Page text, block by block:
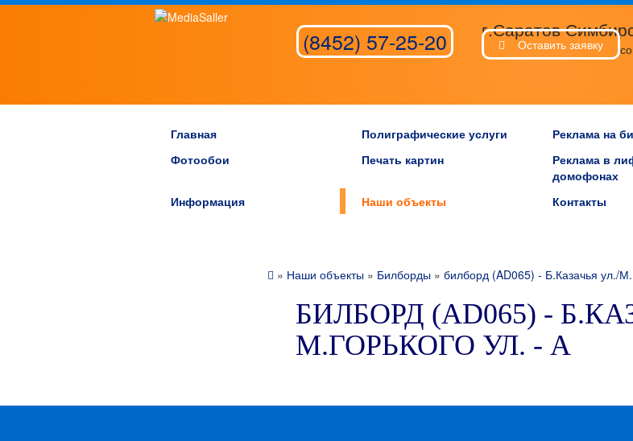
(8452) 57-25-20 г.Саратов
Оставить заявку
Главная Полиграфические услуги Реклама на
Фотообои
Печать картин
Реклама в
домофонах
Информация Наши объекты Контакты
» Наши объекты » Билборды » билборд (AD065) - Б.Казачья ул./
БИЛБОРД (AD065) -
М.ГОРЬКОГО УЛ. - А